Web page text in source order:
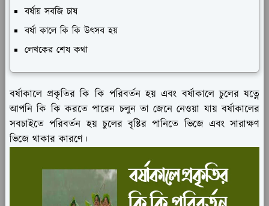
বর্ষায় সবজি চাষ
বর্ষা কালে কি কি উৎসব হয়
লেখকের শেষ কথা
বর্ষাকালে প্রকৃতির কি কি পরিবর্তন হয় এবং বর্ষাকালে চুলের যত্নে
আপনি কি কি করতে পারেন চলুন তা জেনে নেওয়া যায় বর্ষাকালের
সবচাইতে পরিবর্তন হয় চুলের বৃষ্টির পানিতে ভিজে এবং সারাক্ষণ
ভিজে থাকার কারণে।